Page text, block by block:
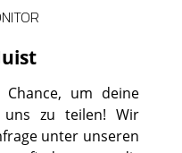
um deine
zu teilen! Wir
unter unseren